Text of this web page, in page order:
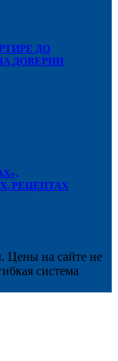
ДО
ДОВЕРИИ
РЕЦЕПТАХ
на сайте не
система